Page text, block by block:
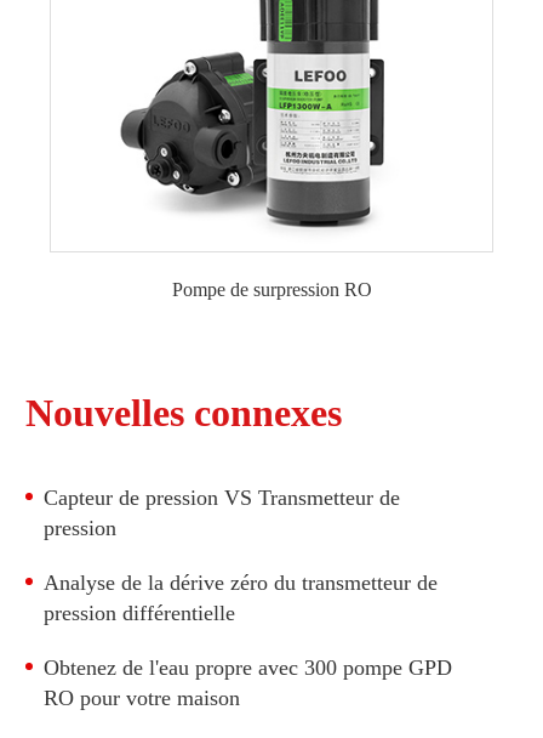
Pompe d'appoint 12VDC RO
Pompe d'appoint 115VAC RO
Pompe RO 50 GPD
Pompe 75 GPD RO
Pompe RO 100 GPD
150 GPD RO Pompe
300 GPD RO Pompe
Pompe de surpression RO
Nouvelles connexes
Capteur de pression VS Transmetteur de
pression
Analyse de la dérive zéro du transmetteur de
pression différentielle
Obtenez de l'eau propre avec 300 pompe GPD
RO pour votre maison